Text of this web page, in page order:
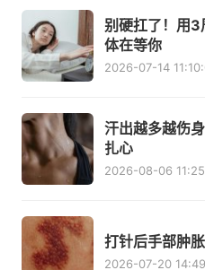
别硬扛了！用3
体在等你
2026-07-14
汗出越多越伤
扎心
2026-08-06
打针后手部肿
2026-07-20